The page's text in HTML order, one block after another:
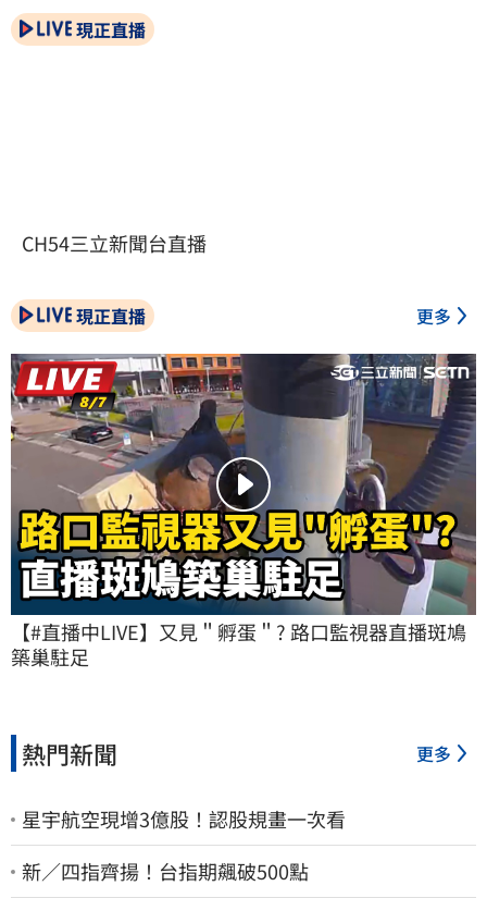
現正直播
CH54三立新聞台直播
現正直播 更多
【#直播中LIVE】又見＂孵蛋＂? 路口監視器直播斑鳩
築巢駐足
熱門新聞 更多
星宇航空現增3億股！認股規畫一次看
新／四指齊揚！台指期飆破500點